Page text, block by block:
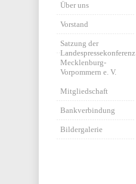
Über uns
Vorstand
Satzung der
Landespressekonferenz
Mecklenburg-
Vorpommern e. V.
Mitgliedschaft
Bankverbindung
Bildergalerie